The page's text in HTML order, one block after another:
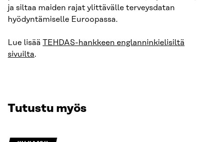
ja siltaa maiden rajat ylittävälle terveysdatan
hyödyntämiselle Euroopassa.
Lue lisää TEHDAS-hankkeen englanninkielisiltä
sivuilta.
Tutustu myös